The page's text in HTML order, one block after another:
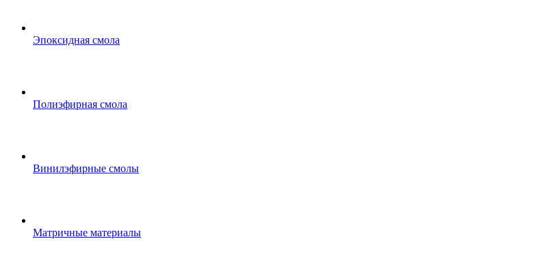
Эпоксидная смола
Полиэфирная смола
Винилэфирные смолы
Матричные материалы